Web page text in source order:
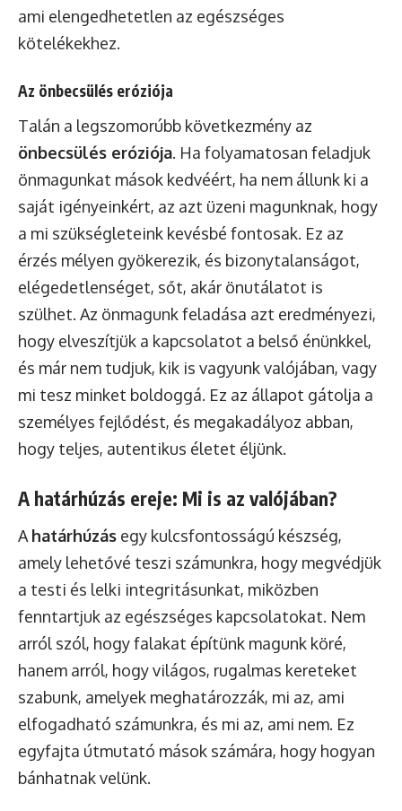
ami elengedhetetlen az egészséges
kötelékekhez.
Az önbecsülés eróziója
Talán a legszomorúbb következmény az
önbecsülés eróziója. Ha folyamatosan feladjuk
önmagunkat mások kedvéért, ha nem állunk ki a
saját igényeinkért, az azt üzeni magunknak, hogy
a mi szükségleteink kevésbé fontosak. Ez az
érzés mélyen gyökerezik, és bizonytalanságot,
elégedetlenséget, sőt, akár önutálatot is
szülhet. Az önmagunk feladása azt eredményezi,
hogy elveszítjük a kapcsolatot a belső énünkkel,
és már nem tudjuk, kik is vagyunk valójában, vagy
mi tesz minket boldoggá. Ez az állapot gátolja a
személyes fejlődést, és megakadályoz abban,
hogy teljes, autentikus életet éljünk.
A határhúzás ereje: Mi is az valójában?
A határhúzás egy kulcsfontosságú készség,
amely lehetővé teszi számunkra, hogy megvédjük
a testi és lelki integritásunkat, miközben
fenntartjuk az egészséges kapcsolatokat. Nem
arról szól, hogy falakat építünk magunk köré,
hanem arról, hogy világos, rugalmas kereteket
szabunk, amelyek meghatározzák, mi az, ami
elfogadható számunkra, és mi az, ami nem. Ez
egyfajta útmutató mások számára, hogy hogyan
bánhatnak velünk.